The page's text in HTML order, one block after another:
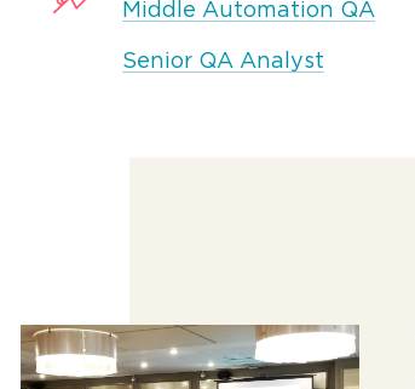
Middle Automation QA
Senior QA Analyst